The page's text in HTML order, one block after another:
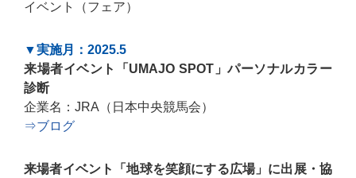
イベント（フェア）
▼実施月：2025.5
来場者イベント「UMAJO SPOT」パーソナルカラー
診断
企業名：JRA（日本中央競馬会）
⇒ブログ
来場者イベント「地球を笑顔にする広場」に出展・協